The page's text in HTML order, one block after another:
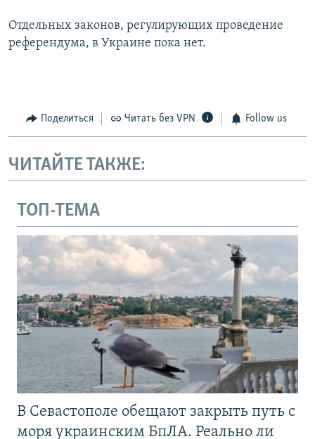
Отдельных законов, регулирующих проведение
референдума, в Украине пока нет.
Поделиться Читать без VPN Follow us
ЧИТАЙТЕ ТАКЖЕ:
ТОП-ТЕМА
В Севастополе обещают закрыть путь с
моря украинским БпЛА. Реально ли